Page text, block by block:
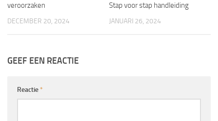
veroorzaken
DECEMBER 20, 2024
Stap voor stap handleiding
JANUARI 26, 2024
GEEF EEN REACTIE
Reactie *